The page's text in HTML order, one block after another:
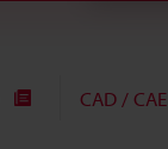
CAD / CAE